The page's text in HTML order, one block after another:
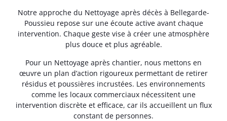
Notre approche du Nettoyage après décès à Bellegarde-
Poussieu repose sur une écoute active avant chaque
intervention. Chaque geste vise à créer une atmosphère
plus douce et plus agréable.
Pour un Nettoyage après chantier, nous mettons en
œuvre un plan d’action rigoureux permettant de retirer
résidus et poussières incrustées. Les environnements
comme les locaux commerciaux nécessitent une
intervention discrète et efficace, car ils accueillent un flux
constant de personnes.